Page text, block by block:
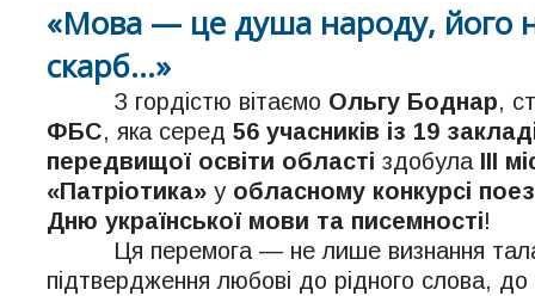
«Мова — це душа народу, його
скарб…»
З гордістю вітаємо Ольгу Боднар,
ФБС, яка серед56 учасників із 19
передвищої освіти області здобула ІІІ
«Патріотика» у обласному конкурсі
Дню української мови та писемності!
Ця перемога — не лише визнання
підтвердження любові до рідного слова,